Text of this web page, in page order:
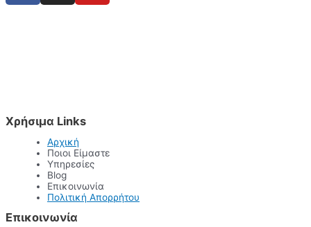
Χρήσιμα Links
Αρχική
Ποιοι Είμαστε
Υπηρεσίες
Blog
Επικοινωνία
Πολιτική Απορρήτου
Επικοινωνία